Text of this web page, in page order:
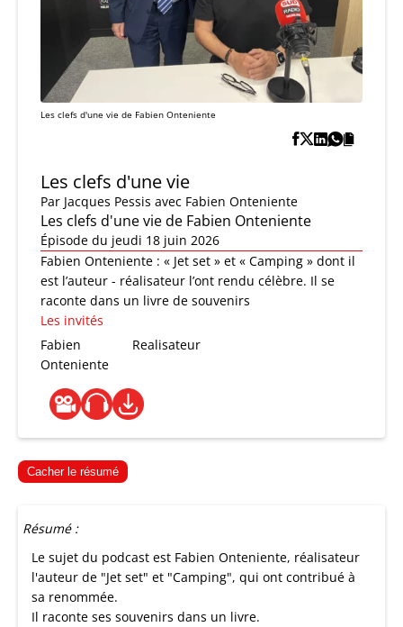
Les clefs d'une vie de Fabien Onteniente
Les clefs d'une vie
Par Jacques Pessis avec Fabien Onteniente
Les clefs d'une vie de Fabien Onteniente
Épisode du jeudi 18 juin 2026
Fabien Onteniente : « Jet set » et « Camping » dont il
est l’auteur - réalisateur l’ont rendu célèbre. Il se
raconte dans un livre de souvenirs
Les invités
Fabien
Onteniente
Realisateur
Cacher le résumé
Résumé :
Le sujet du podcast est Fabien Onteniente, réalisateur
l'auteur de "Jet set" et "Camping", qui ont contribué à
sa renommée.
Il raconte ses souvenirs dans un livre.